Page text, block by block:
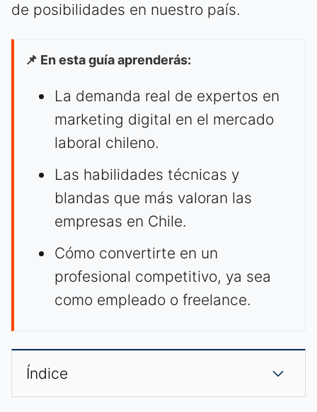
de posibilidades en nuestro país.
📌 En esta guía aprenderás:
La demanda real de expertos en
marketing digital en el mercado
laboral chileno.
Las habilidades técnicas y
blandas que más valoran las
empresas en Chile.
Cómo convertirte en un
profesional competitivo, ya sea
como empleado o freelance.
Índice